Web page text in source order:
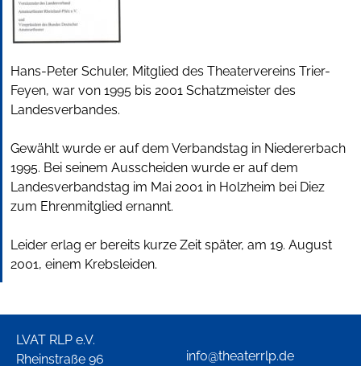
Hans-Peter Schuler, Mitglied des Theatervereins Trier-
Feyen, war von 1995 bis 2001 Schatzmeister des
Landesverbandes.
Gewählt wurde er auf dem Verbandstag in Niedererbach
1995. Bei seinem Ausscheiden wurde er auf dem
Landesverbandstag im Mai 2001 in Holzheim bei Diez
zum Ehrenmitglied ernannt.
Leider erlag er bereits kurze Zeit später, am 19. August
2001, einem Krebsleiden.
LVAT RLP e.V.
Rheinstraße 96
info@theaterrlp.de